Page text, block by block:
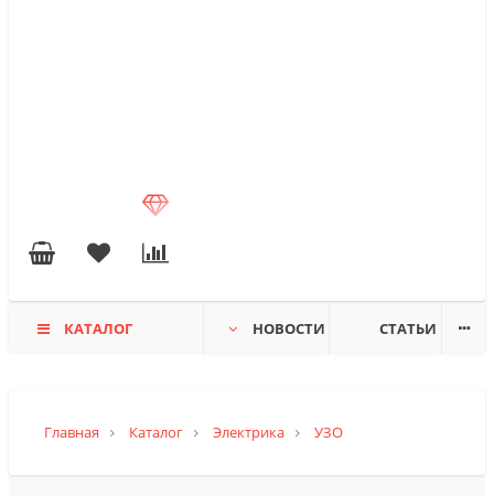
КАТАЛОГ НОВОСТИ СТАТЬИ
Главная Каталог Электрика УЗО